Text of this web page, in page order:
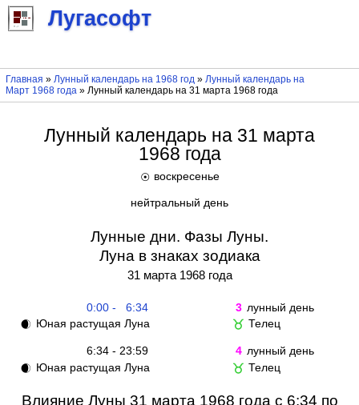
Лугасофт
Главная » Лунный календарь на 1968 год» Лунный календарь на
Март 1968 года» Лунный календарь на 31 марта 1968 года
Лунный календарь на 31 марта
1968 года
☉ воскресенье
нейтральный день
Лунные дни. Фазы Луны.
Луна в знаках зодиака
31 марта 1968 года
0:00 - 6:34 3 лунный день
🌒 Юная растущая Луна ♉ Телец
6:34 - 23:59 4 лунный день
🌒 Юная растущая Луна ♉ Телец
Влияние Луны 31 марта 1968 года с 6:34 по